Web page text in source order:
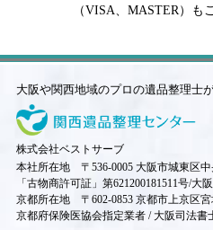
（VISA、MASTER）も
大阪や関西地域のプロの遺品整理士
株式会社ベストサーブ
本社所在地 〒536-0005 大阪市城東区中
「古物商許可証」第621200181511号/大
京都所在地 〒602-0853 京都市上京区宮
京都府保険医協会指定業者 / 大阪司法書